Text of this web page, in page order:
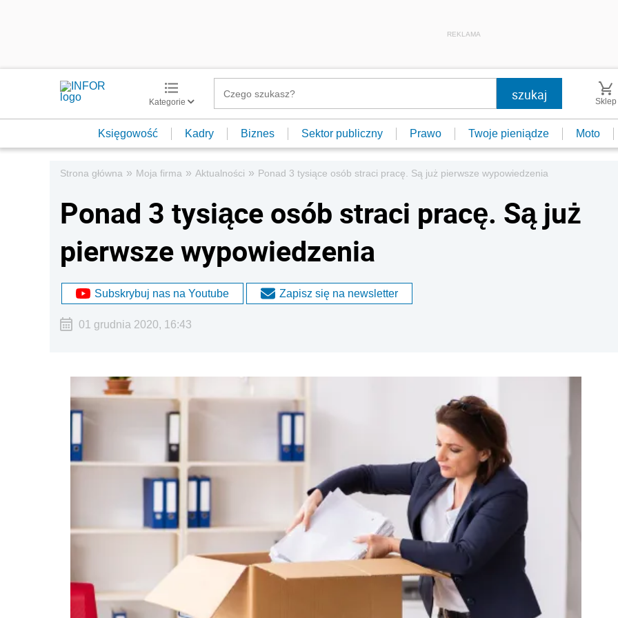
REKLAMA
Kategorie Sklep
Księgowość Kadry Biznes Sektor publiczny Prawo Twoje pieniądze Moto
Strona główna » Moja firma » Aktualności » Ponad 3 tysiące osób straci pracę. Są już pierwsze wypowiedzenia
Ponad 3 tysiące osób straci pracę. Są już
pierwsze wypowiedzenia
Subskrybuj nas na Youtube Zapisz się na newsletter
01 grudnia 2020, 16:43